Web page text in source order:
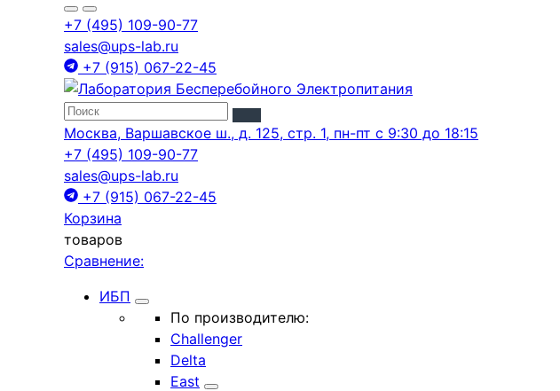
+7 (495) 109-90-77
sales@ups-lab.ru
+7 (915) 067-22-45
Москва, Варшавское ш., д. 125, стр. 1, пн-пт с 9:30 до 18:15
+7 (495) 109-90-77
sales@ups-lab.ru
+7 (915) 067-22-45
Корзина
товаров
Сравнение:
ИБП
По производителю:
Challenger
Delta
East